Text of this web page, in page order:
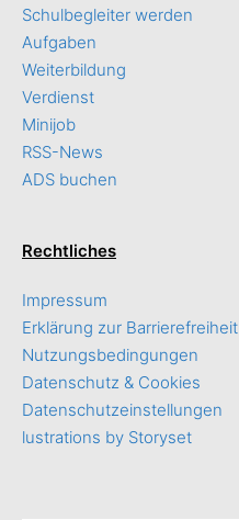
Schulbegleiter werden
Aufgaben
Weiterbildung
Verdienst
Minijob
RSS-News
ADS buchen
Rechtliches
Impressum
Erklärung zur Barrierefreiheit
Nutzungsbedingungen
Datenschutz & Cookies
Datenschutzeinstellungen
lustrations by Storyset